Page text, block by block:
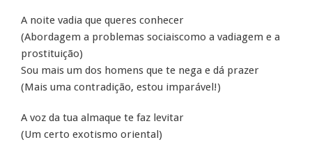
A noite vadia que queres conhecer
(Abordagem a problemas sociaiscomo a vadiagem e a
prostituição)
Sou mais um dos homens que te nega e dá prazer
(Mais uma contradição, estou imparável!)
A voz da tua almaque te faz levitar
(Um certo exotismo oriental)